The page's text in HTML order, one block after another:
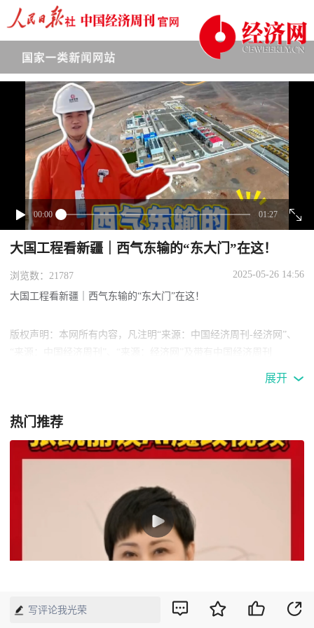
00:00 01:27
下拉刷新
大国工程看新疆｜西气东输的“东大门”在这！
浏览数：21787 2025-05-26 14:56
大国工程看新疆｜西气东输的“东大门”在这！
版权声明：本网所有内容，凡注明“来源：中国经济周刊-经济网”、
下载、转载使用时必须注明“来源：中国经济周刊-经济网”、“来源：
中国经济周刊”、“来源：经济网”，不得改动标题及文字内容，违者
将依法追究责任。 凡本网注明“来源：XXX（非中国经济周刊或经济
息，并不代表本网赞同其观点和对其真实性负责。如其他媒体、网站
或个人转载使用，请与著作权人联系，并自负法律责任。
展开
热门推荐
张凯丽谈AI魔改视频
写评论我光荣